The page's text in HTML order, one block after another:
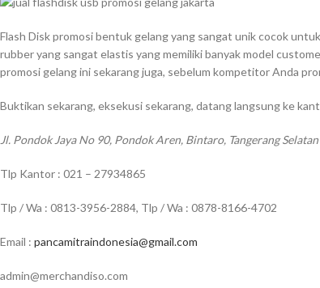
Flash Disk promosi bentuk gelang yang sangat unik cocok
rubber yang sangat elastis yang memiliki banyak model
promosi gelang ini sekarang juga, sebelum kompetitor Anda
Buktikan sekarang, eksekusi sekarang, datang langsung ke
Jl. Pondok Jaya No 90, Pondok Aren, Bintaro, Tangerang Selatan
Tlp Kantor : 021 – 27934865
Tlp / Wa : 0813-3956-2884, Tlp / Wa : 0878-8166-4702
Email : pancamitraindonesia@gmail.com
admin@merchandiso.com